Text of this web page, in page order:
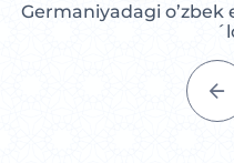
PUMAda